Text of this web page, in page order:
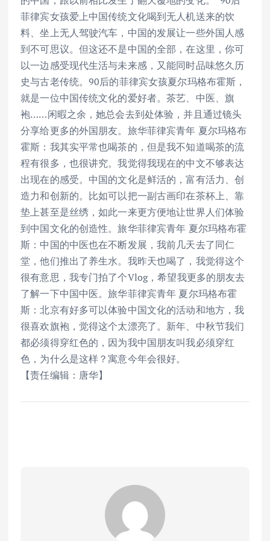
菲律宾女孩爱上中国传统文化喝到无人机送来的饮
料、坐上无人驾驶汽车，中国的发展让一些外国人感
到不可思议。但这还不是中国的全部，在这里，你可
以一边感受现代生活与未来感，又能同时品味悠久历
史与古老传统。90后的菲律宾女孩夏尔玛格布霍斯，
就是一位中国传统文化的爱好者。茶艺、中医、旗
袍……闲暇之余，她总会去到处体验，并且通过镜头
分享给更多的外国朋友。旅华菲律宾青年 夏尔玛格布
霍斯：我其实平常也喝茶的，但是我不知道喝茶的流
程有很多，也很讲究。我觉得我现在的中文不够表达
出现在的感受。中国的文化是鲜活的，富有活力、创
造力和创新的。比如可以把一副古画印在茶杯上、靠
垫上甚至是丝绣，如此一来更方便地让世界人们体验
到中国文化的创造性。旅华菲律宾青年 夏尔玛格布霍
斯：中国的中医也在不断发展，我前几天去了同仁
堂，他们推出了养生水。我昨天也喝了，我觉得这个
很有意思，我专门拍了个Vlog，希望我更多的朋友去
了解一下中国中医。旅华菲律宾青年 夏尔玛格布霍
斯：北京有好多可以体验中国文化的活动和地方，我
很喜欢旗袍，觉得这个太漂亮了。新年、中秋节我们
都必须得穿红色的，因为我中国朋友叫我必须穿红
色，为什么是这样？寓意今年会很好。
【责任编辑：唐华】